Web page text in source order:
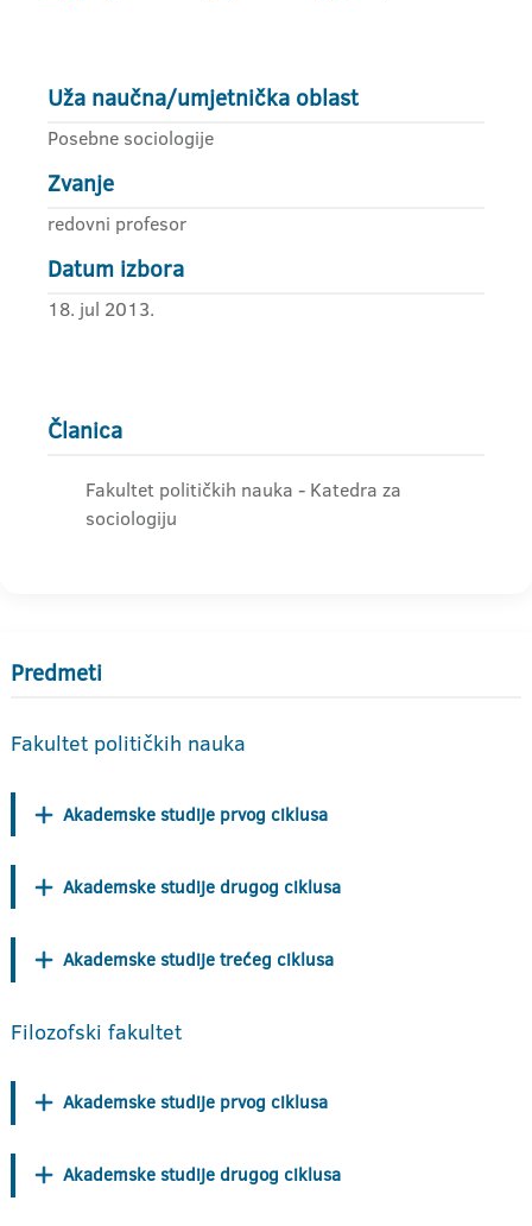
Uža naučna/umjetnička oblast
Posebne sociologije
Zvanje
redovni profesor
Datum izbora
18. jul 2013.
Članica
Fakultet političkih nauka - Katedra za
sociologiju
Predmeti
Fakultet političkih nauka
Akademske studije prvog ciklusa
Akademske studije drugog ciklusa
Akademske studije trećeg ciklusa
Filozofski fakultet
Akademske studije prvog ciklusa
Akademske studije drugog ciklusa